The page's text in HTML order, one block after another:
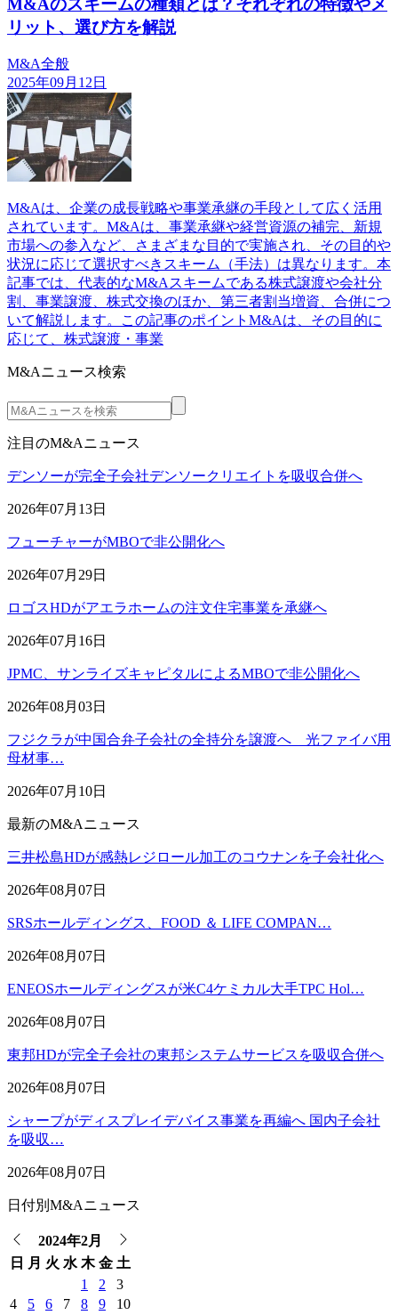
リット、選び方を解説
M&A全般
2025年09月12日
M&Aは、企業の成長戦略や事業承継の手段として広く活用
されています。M&Aは、事業承継や経営資源の補完、新規
市場への参入など、さまざまな目的で実施され、その目的や
状況に応じて選択すべきスキーム（手法）は異なります。本
記事では、代表的なM&Aスキームである株式譲渡や会社分
割、事業譲渡、株式交換のほか、第三者割当増資、合併につ
いて解説します。この記事のポイントM&Aは、その目的に
応じて、株式譲渡・事業
M&Aニュース検索
注目のM&Aニュース
デンソーが完全子会社デンソークリエイトを吸収合併へ
2026年07月13日
フューチャーがMBOで非公開化へ
2026年07月29日
ロゴスHDがアエラホームの注文住宅事業を承継へ
2026年07月16日
JPMC、サンライズキャピタルによるMBOで非公開化へ
2026年08月03日
フジクラが中国合弁子会社の全持分を譲渡へ 光ファイバ用
母材事…
2026年07月10日
最新のM&Aニュース
三井松島HDが感熱レジロール加工のコウナンを子会社化へ
2026年08月07日
SRSホールディングス、FOOD ＆ LIFE COMPAN…
2026年08月07日
ENEOSホールディングスが米C4ケミカル大手TPC Hol…
2026年08月07日
東邦HDが完全子会社の東邦システムサービスを吸収合併へ
2026年08月07日
シャープがディスプレイデバイス事業を再編へ 国内子会社
を吸収…
2026年08月07日
日付別M&Aニュース
2024年2月
日 月 火 水 木 金 土
1
2
3
4
5 6 7 8 9
10